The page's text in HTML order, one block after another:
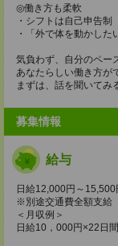
◎働き方も柔軟
・シフトは自己申告制
・「外で体を動かし
気負わず、自分のペー
あなたらしい働き方が
まずは、話を聞いてみ
募集情報
給与
日給12,000円～15,500
※別途交通費全額支給
＜月収例＞
日給10，000円×22日